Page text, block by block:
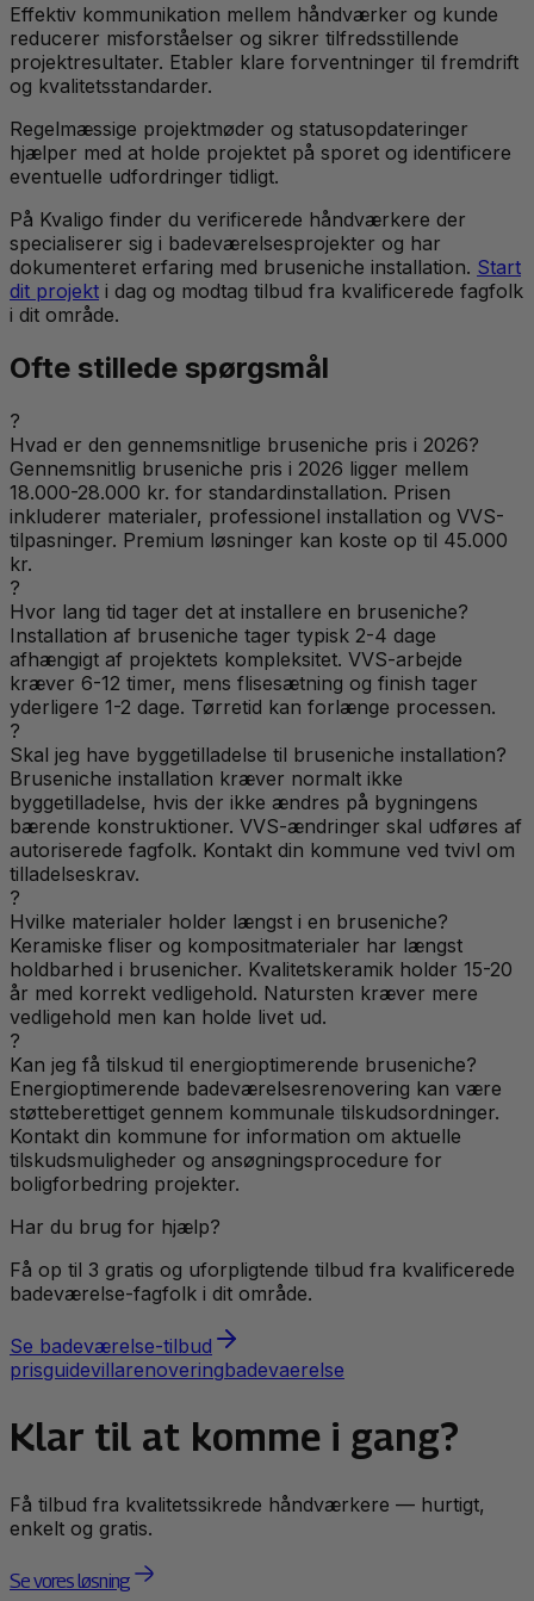
Effektiv kommunikation mellem håndværker og kunde
reducerer misforståelser og sikrer tilfredsstillende
projektresultater. Etabler klare forventninger til fremdrift
og kvalitetsstandarder.
Regelmæssige projektmøder og statusopdateringer
hjælper med at holde projektet på sporet og identificere
eventuelle udfordringer tidligt.
På Kvaligo finder du verificerede håndværkere der
specialiserer sig i badeværelsesprojekter og har
dokumenteret erfaring med bruseniche installation. Start
dit projekt i dag og modtag tilbud fra kvalificerede fagfolk
i dit område.
Ofte stillede spørgsmål
?
Hvad er den gennemsnitlige bruseniche pris i 2026?
Gennemsnitlig bruseniche pris i 2026 ligger mellem
18.000-28.000 kr. for standardinstallation. Prisen
inkluderer materialer, professionel installation og VVS-
tilpasninger. Premium løsninger kan koste op til 45.000
kr.
?
Hvor lang tid tager det at installere en bruseniche?
Installation af bruseniche tager typisk 2-4 dage
afhængigt af projektets kompleksitet. VVS-arbejde
kræver 6-12 timer, mens flisesætning og finish tager
yderligere 1-2 dage. Tørretid kan forlænge processen.
?
Skal jeg have byggetilladelse til bruseniche installation?
Bruseniche installation kræver normalt ikke
byggetilladelse, hvis der ikke ændres på bygningens
bærende konstruktioner. VVS-ændringer skal udføres af
autoriserede fagfolk. Kontakt din kommune ved tvivl om
tilladelseskrav.
?
Hvilke materialer holder længst i en bruseniche?
Keramiske fliser og kompositmaterialer har længst
holdbarhed i brusenicher. Kvalitetskeramik holder 15-20
år med korrekt vedligehold. Natursten kræver mere
vedligehold men kan holde livet ud.
?
Kan jeg få tilskud til energioptimerende bruseniche?
Energioptimerende badeværelsesrenovering kan være
støtteberettiget gennem kommunale tilskudsordninger.
Kontakt din kommune for information om aktuelle
tilskudsmuligheder og ansøgningsprocedure for
boligforbedring projekter.
Har du brug for hjælp?
Få op til 3 gratis og uforpligtende tilbud fra kvalificerede
badeværelse-fagfolk i dit område.
Se badeværelse-tilbud
prisguidevillarenoveringbadevaerelse
Klar til at komme i gang?
Få tilbud fra kvalitetssikrede håndværkere — hurtigt,
enkelt og gratis.
Se vores løsning